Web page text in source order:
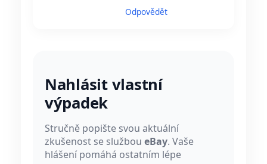
Odpovědět
Nahlásit vlastní
výpadek
Stručně popište svou aktuální
zkušenost se službou eBay. Vaše
hlášení pomáhá ostatním lépe